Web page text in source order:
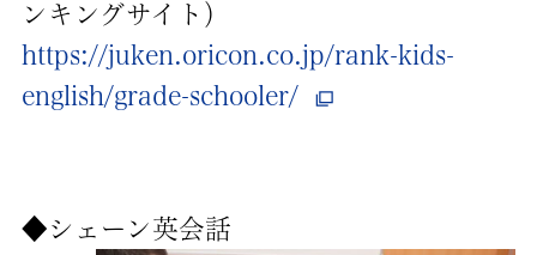
ンキングサイト）
https://juken.oricon.co.jp/rank-kids-
english/grade-schooler/
◆シェーン英会話